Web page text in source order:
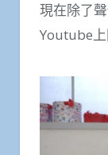
現在除了
Youtube上